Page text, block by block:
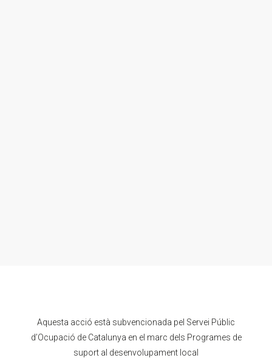
Aquesta acció està subvencionada pel Servei Públic
d’Ocupació de Catalunya en el marc dels Programes de
suport al desenvolupament local